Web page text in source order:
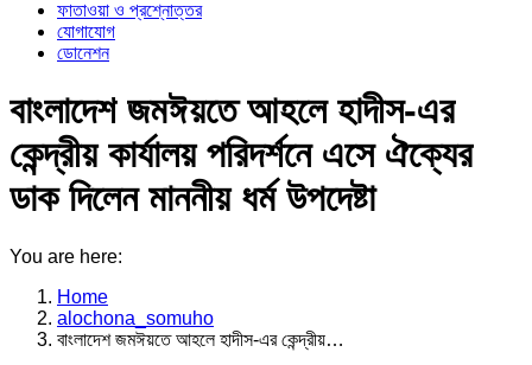
ফাতাওয়া ও প্রশ্নোত্তর
যোগাযোগ
ডোনেশন
বাংলাদেশ জমঈয়তে আহলে হাদীস-এর
কেন্দ্রীয় কার্যালয় পরিদর্শনে এসে ঐক্যের
ডাক দিলেন মাননীয় ধর্ম উপদেষ্টা
You are here:
Home
alochona_somuho
বাংলাদেশ জমঈয়তে আহলে হাদীস-এর কেন্দ্রীয়…